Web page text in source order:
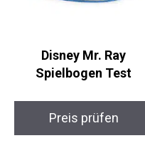
Disney Mr. Ray
Spielbogen Test
Preis prüfen